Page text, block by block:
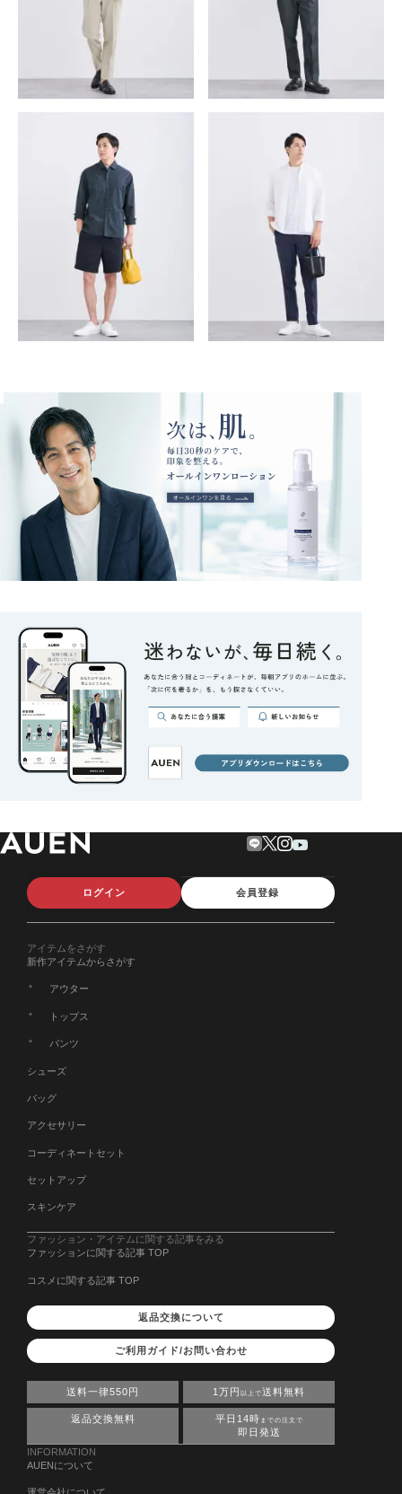
ログイン 会員登録
アイテムをさがす
新作アイテムからさがす
アウター
トップス
パンツ
シューズ
バッグ
アクセサリー
コーディネートセット
セットアップ
スキンケア
ファッション・アイテムに関する記事をみる
ファッションに関する記事 TOP
コスメに関する記事 TOP
返品交換について
ご利用ガイド/お問い合わせ
送料一律550円 1万円 以上で送料無料
返品交換無料 平日14時 までの注文で
即日発送
INFORMATION
AUENについて